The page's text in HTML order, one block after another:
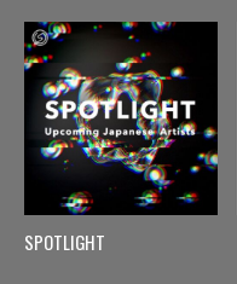
SPOTLIGHT